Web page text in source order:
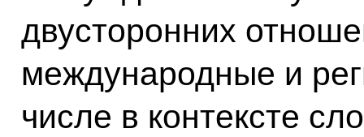
двусторонних
международные и
числе в контексте